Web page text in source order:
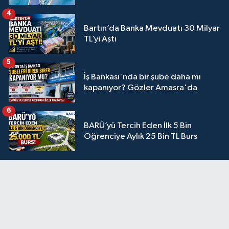
Bartın’da Banka Mevduatı 30 Milyar
TL’yi Aştı
4
İş Bankası'nda bir şube daha mı
kapanıyor? Gözler Amasra'da
5
BARÜ’yü Tercih Eden İlk 5 Bin
Öğrenciye Aylık 25 Bin TL Burs
6